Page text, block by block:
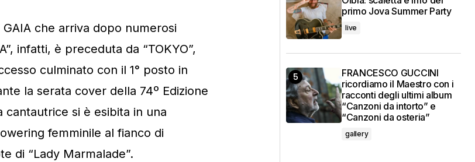
che arriva dopo numerosi
infatti, è preceduta da “TOKYO”,
culminato con il 1° posto in
la serata cover della 74º Edizione
cantautrice si è esibita in una
femminile al fianco di
di “Lady Marmalade”.
primo Jova Summer Party
live
FRANCESCO GUCCINI
ricordiamo il Maestro con i
racconti degli ultimi album
“Canzoni da intorto” e
“Canzoni da osteria”
gallery